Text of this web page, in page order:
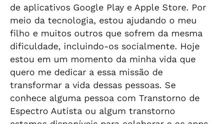
de aplicativos Google Play e Apple Store. Por
meio da tecnologia, estou ajudando o meu
filho e muitos outros que sofrem da mesma
dificuldade, incluindo-os socialmente. Hoje
estou em um momento da minha vida que
quero me dedicar a essa missão de
transformar a vida dessas pessoas. Se
conhece alguma pessoa com Transtorno de
Espectro Autista ou algum transtorno